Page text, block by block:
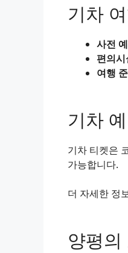
기차
사전
편의
여행
기차
기차 티켓은
가능합니다.
더 자세한 정
양평의